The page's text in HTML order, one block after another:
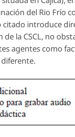
del Rio Frío
citado introduce
la CSCL, no
agentes como
diferente.